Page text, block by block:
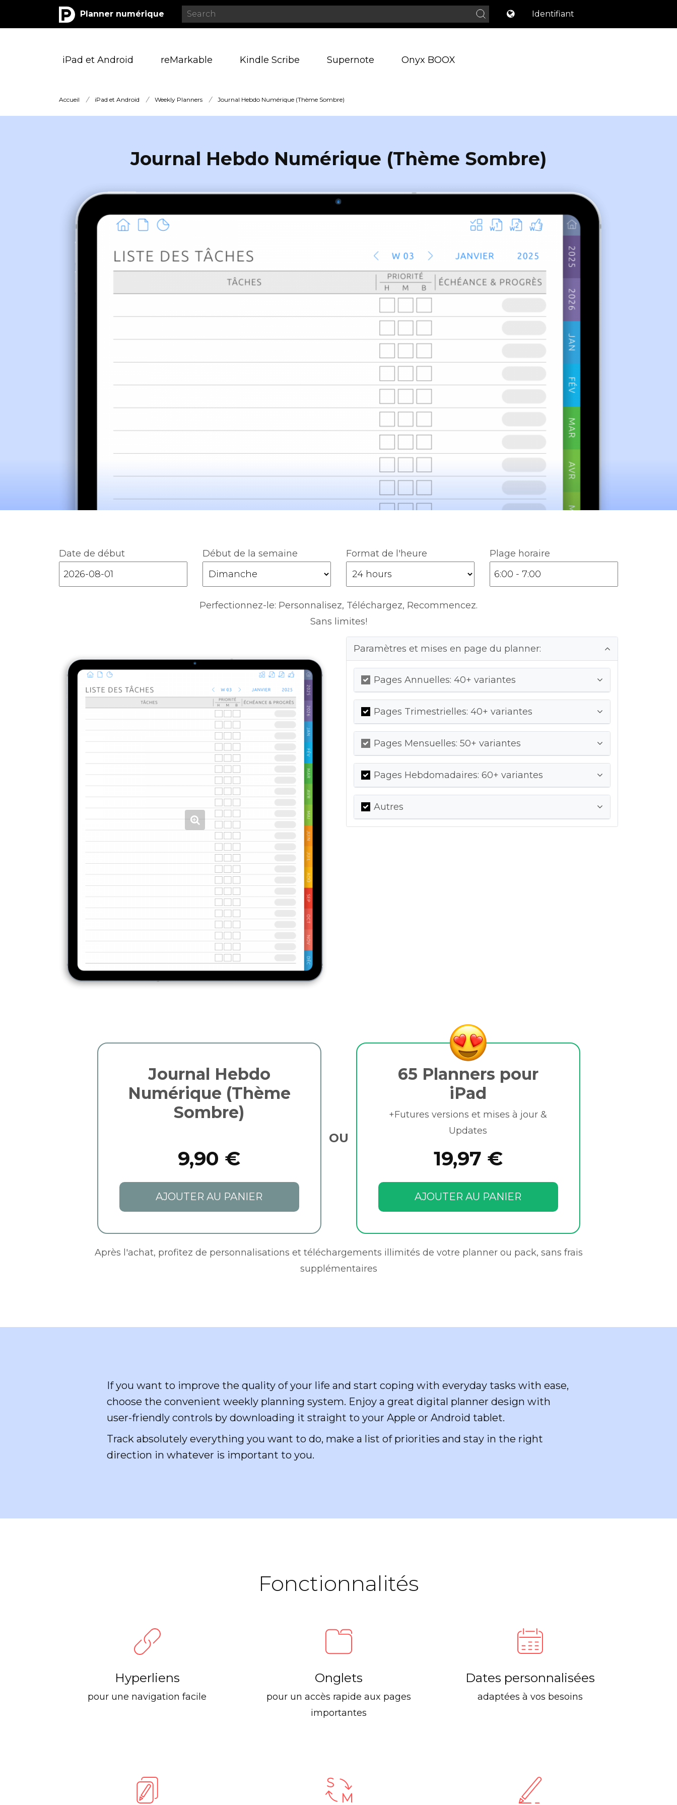
Planner numérique Identifiant
iPad et Android reMarkable Kindle Scribe Supernote Onyx BOOX
Accueil / iPad et Android / Weekly Planners / Journal Hebdo Numérique (Thème Sombre)
Journal Hebdo Numérique (Thème Sombre)
Date de début Début de la semaine Format de l'heure Plage horaire
Perfectionnez-le: Personnalisez, Téléchargez, Recommencez.
Sans limites!
Paramètres et mises en page du planner:
Pages Annuelles: 40+ variantes
Pages Trimestrielles: 40+ variantes
Pages Mensuelles: 50+ variantes
Pages Hebdomadaires: 60+ variantes
Autres
Journal Hebdo
Numérique (Thème
Sombre)
9,90 €
AJOUTER AU PANIER
OU
65 Planners pour
iPad
+Futures versions et mises à jour &
Updates
19,97 €
AJOUTER AU PANIER
Après l'achat, profitez de personnalisations et téléchargements illimités de votre planner ou pack, sans frais
supplémentaires
If you want to improve the quality of your life and start coping with everyday tasks with ease,
choose the convenient weekly planning system. Enjoy a great digital planner design with
user-friendly controls by downloading it straight to your Apple or Android tablet.
Track absolutely everything you want to do, make a list of priorities and stay in the right
direction in whatever is important to you.
Fonctionnalités
Hyperliens
pour une navigation facile
Onglets
pour un accès rapide aux pages
importantes
Dates personnalisées
adaptées à vos besoins